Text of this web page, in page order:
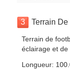
3 Terrain
Terrain de
éclairage et
Longueur: